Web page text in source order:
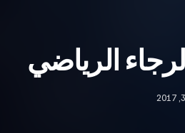
الرياضي